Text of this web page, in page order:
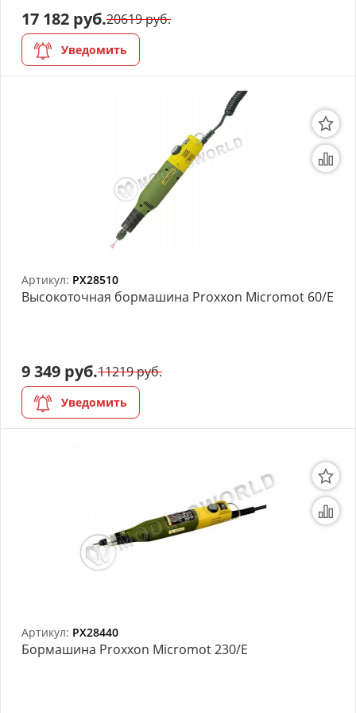
АРХИВ
17 182 руб.20619 руб.
Уведомить
Артикул: PX28510
Высокоточная бормашина Proxxon Micromot 60/E
9 349 руб.11219 руб.
Уведомить
Артикул: PX28440
Бормашина Proxxon Micromot 230/E